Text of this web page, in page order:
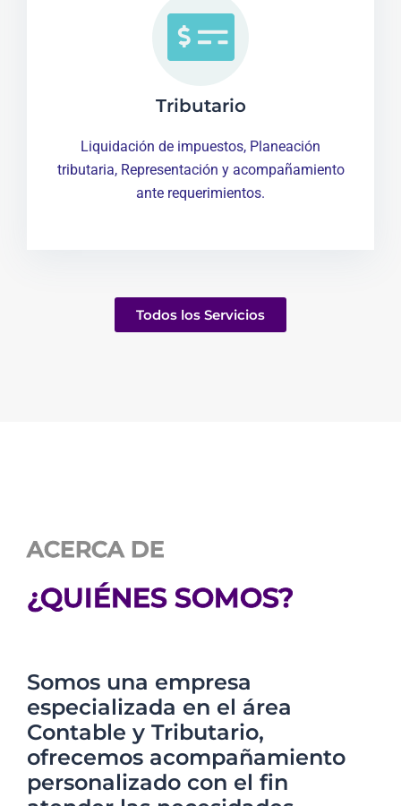
Tributario
Liquidación de impuestos, Planeación
tributaria, Representación y acompañamiento
ante requerimientos.
Todos los Servicios
ACERCA DE
¿QUIÉNES SOMOS?
Somos una empresa
especializada en el área
Contable y Tributario,
ofrecemos acompañamiento
personalizado con el fin